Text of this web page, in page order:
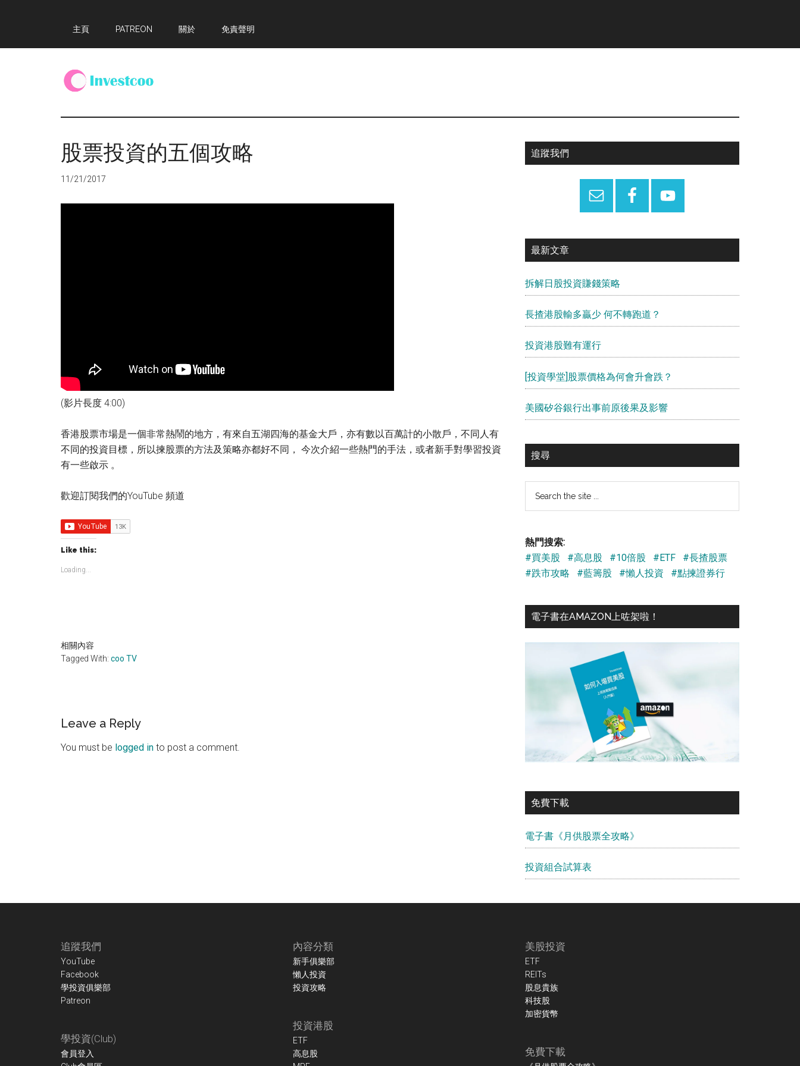
main
primary
footer
主頁 PATREON 關於 免責聲明
Investcoo
個
活
的
股票投資的五個攻略
11/21/2017
(影片長度 4:00)
香港股票市場是一個非常熱鬧的地方，有來自五湖四海的基金大戶，亦有數以百萬計的小散戶，不同人有
不同的投資目標，所以揀股票的方法及策略亦都好不同， 今次介紹一些熱門的手法，或者新手對學習投資
有一些啟示 。
歡迎訂閱我們的YouTube 頻道
Like this:
Loading...
相關內容
Tagged With: coo TV
Reader
Interactions
Leave a Reply
You must be logged in to post a comment.
Primary
追蹤我們
最新文章
拆解日股投資賺錢策略
長揸港股輸多贏少 何不轉跑道？
投資港股難有運行
[投資學堂]股票價格為何會升會跌？
美國矽谷銀行出事前原後果及影響
搜尋
熱門搜索:
#買美股
#高息股 #10倍股 #ETF
#長揸股票
#跌市攻略
#藍籌股 #懶人投資 #點揀證券行
電子書在AMAZON上咗架啦！
免費下載
電子書《月供股票全攻略》
投資組合試算表
追蹤我們
YouTube
Facebook
學投資俱樂部
Patreon
學投資(Club)
會員登入
內容分類
新手俱樂部
懶人投資
投資攻略
投資港股
ETF
高息股
美股投資
ETF
REITs
股息貴族
科技股
加密貨幣
免費下載